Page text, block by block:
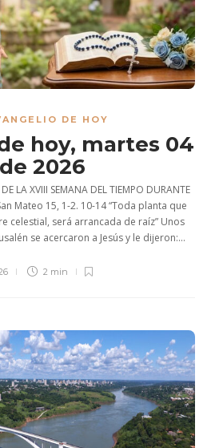
DE HOY
hoy, martes 04
2026
LA XVIII SEMANA DEL TIEMPO DURANTE
Mateo 15, 1-2. 10-14 “Toda planta que
celestial, será arrancada de raíz” Unos
se acercaron a Jesús y le dijeron:...
2 min